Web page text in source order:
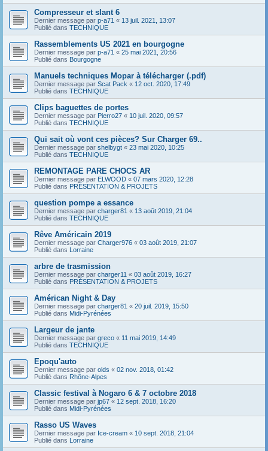
Compresseur et slant 6
Dernier message par p-a71 « 13 juil. 2021, 13:07
Publié dans TECHNIQUE
Rassemblements US 2021 en bourgogne
Dernier message par p-a71 « 25 mai 2021, 20:56
Publié dans Bourgogne
Manuels techniques Mopar à télécharger (.pdf)
Dernier message par Scat Pack « 12 oct. 2020, 17:49
Publié dans TECHNIQUE
Clips baguettes de portes
Dernier message par Pierro27 « 10 juil. 2020, 09:57
Publié dans TECHNIQUE
Qui sait où vont ces pièces? Sur Charger 69..
Dernier message par shelbygt « 23 mai 2020, 10:25
Publié dans TECHNIQUE
REMONTAGE PARE CHOCS AR
Dernier message par ELWOOD « 07 mars 2020, 12:28
Publié dans PRÉSENTATION & PROJETS
question pompe a essance
Dernier message par charger81 « 13 août 2019, 21:04
Publié dans TECHNIQUE
Rêve Américain 2019
Dernier message par Charger976 « 03 août 2019, 21:07
Publié dans Lorraine
arbre de trasmission
Dernier message par charger11 « 03 août 2019, 16:27
Publié dans PRÉSENTATION & PROJETS
Américan Night & Day
Dernier message par charger81 « 20 juil. 2019, 15:50
Publié dans Midi-Pyrénées
Largeur de jante
Dernier message par greco « 11 mai 2019, 14:49
Publié dans TECHNIQUE
Epoqu'auto
Dernier message par olds « 02 nov. 2018, 01:42
Publié dans Rhône-Alpes
Classic festival à Nogaro 6 & 7 octobre 2018
Dernier message par jp67 « 12 sept. 2018, 16:20
Publié dans Midi-Pyrénées
Rasso US Waves
Dernier message par Ice-cream « 10 sept. 2018, 21:04
Publié dans Lorraine